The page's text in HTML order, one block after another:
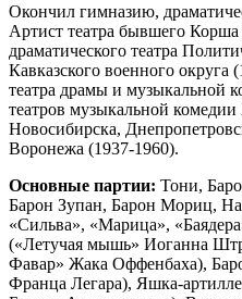
Окончил гимназию,
Артист театра бывшего
драматического театра
Кавказского военного округа
театра драмы и музыкальной
театров музыкальной
Новосибирска,
Воронежа (1937-1960).
Основные партии: Тони,
Барон Зупан, Барон Мориц,
«Сильва», «Марица»,
(«Летучая мышь» Иоганна
Фавар» Жака Оффенбаха),
Франца Легара), Яшка-